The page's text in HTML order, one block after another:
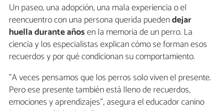
Un paseo, una adopción, una mala experiencia o el
reencuentro con una persona querida puedendejar
huella durante añosen la memoria de un perro. La
ciencia y los especialistas explican cómo se forman esos
recuerdos y por qué condicionan su comportamiento.
"A veces pensamos que los perros solo viven el presente.
Pero ese presente también está lleno de recuerdos,
emociones y aprendizajes", asegura el educador canino